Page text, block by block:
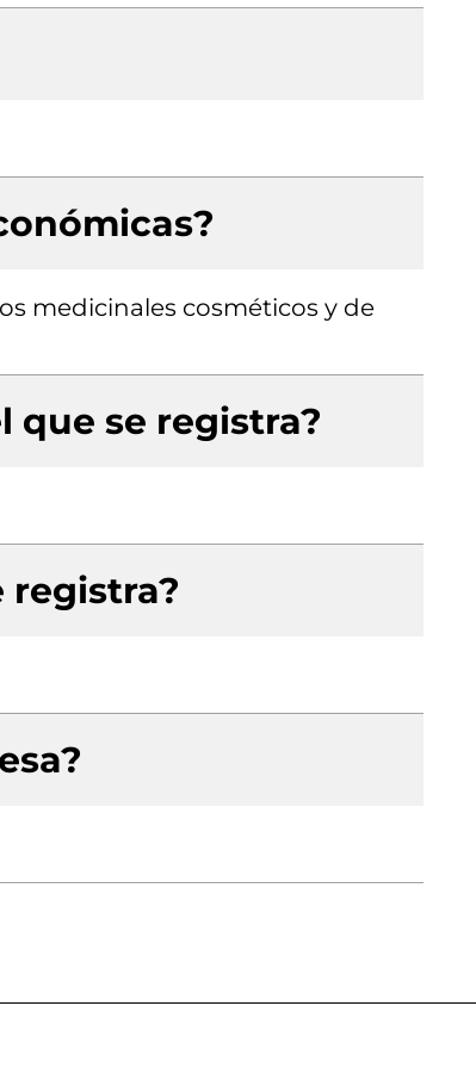
medicinales cosméticos y de
que se registra?
registra?